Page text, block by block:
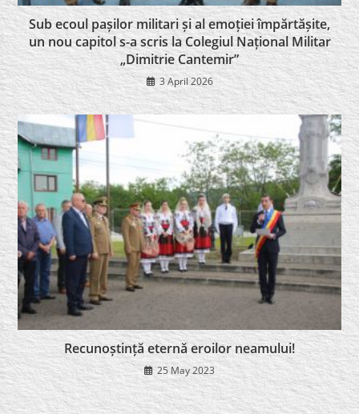
Sub ecoul pașilor militari și al emoției împărtășite,
un nou capitol s-a scris la Colegiul Național Militar
„Dimitrie Cantemir”
3 April 2026
Recunoștință eternă eroilor neamului!
25 May 2023